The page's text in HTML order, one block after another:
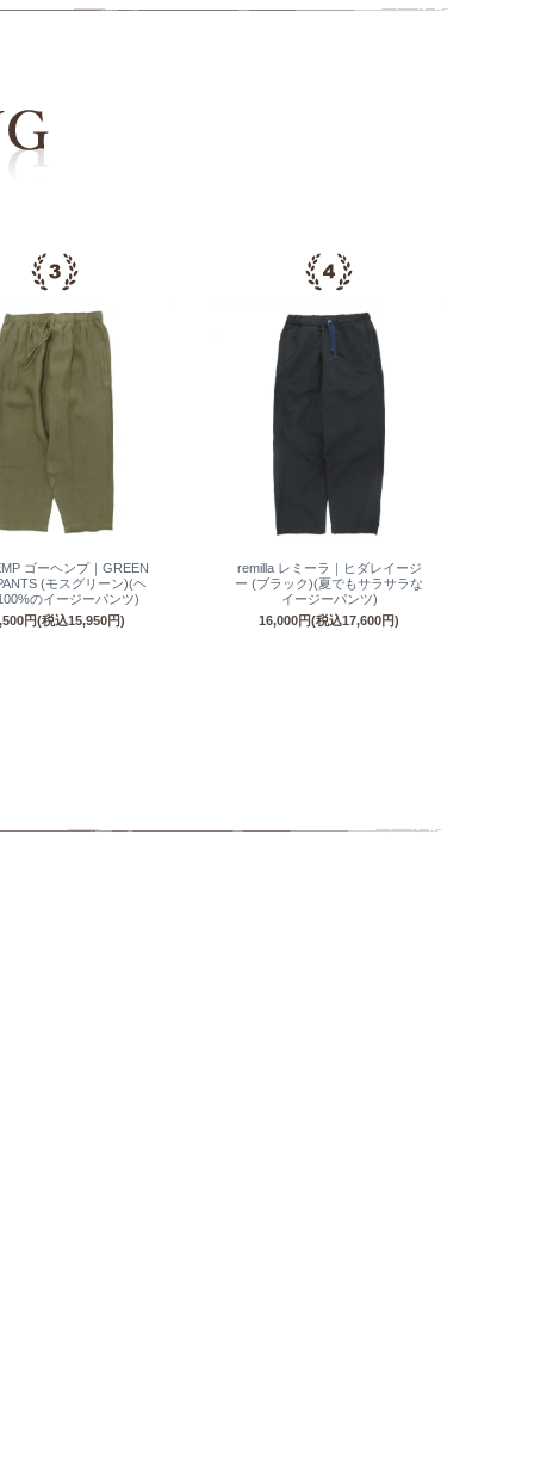
ゴーヘンプ｜GREEN
(モスグリーン)(ヘ
のイージーパンツ)
円(税込15,950円)
remilla レミーラ｜ヒダレイージ
ー (ブラック)(夏でもサラサラな
イージーパンツ)
16,000円(税込17,600円)